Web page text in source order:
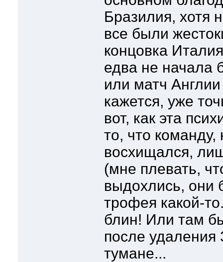
Бразилия, хотя
все были
концовка
едва не начала
или матч
кажется, уже
вот, как эта
то, что команду,
восхищался,
(мне плевать,
выдохлись, они
трофея какой-
блин! Или там
после удаления
тумане...